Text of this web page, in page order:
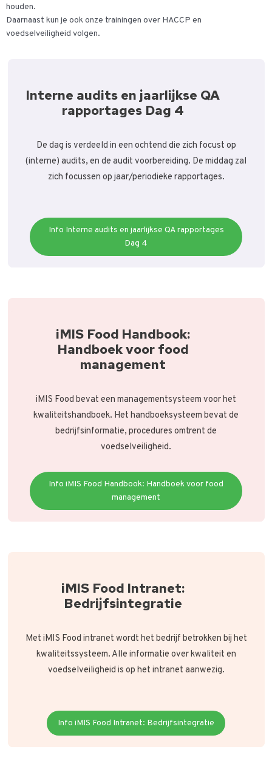
houden.
Daarnaast kun je ook onze trainingen over HACCP en
voedselveiligheid volgen.
Interne audits en jaarlijkse QA
rapportages Dag 4
De dag is verdeeld in een ochtend die zich focust op
(interne) audits, en de audit voorbereiding. De middag zal
zich focussen op jaar/periodieke rapportages.
Info Interne audits en jaarlijkse QA rapportages
Dag 4
iMIS Food Handbook:
Handboek voor food
management
iMIS Food bevat een managementsysteem voor het
kwaliteitshandboek. Het handboeksysteem bevat de
bedrijfsinformatie, procedures omtrent de
voedselveiligheid.
Info iMIS Food Handbook: Handboek voor food
management
iMIS Food Intranet:
Bedrijfsintegratie
Met iMIS Food intranet wordt het bedrijf betrokken bij het
kwaliteitssysteem. Alle informatie over kwaliteit en
voedselveiligheid is op het intranet aanwezig.
Info iMIS Food Intranet: Bedrijfsintegratie